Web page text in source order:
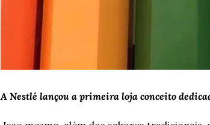
A Nestlé lançou a primeira loja conceito